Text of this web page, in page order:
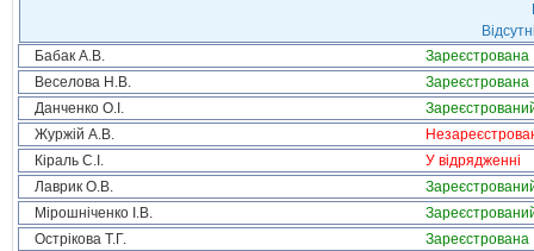
Бабак А.В.
Зареєстрована
Веселова Н.В.
Зареєстрована
Данченко О.І.
Журжій А.В.
Кіраль С.І.
У відрядженні
Лаврик О.В.
Мірошніченко І.В.
Острікова Т.Г.
Зареєстрована